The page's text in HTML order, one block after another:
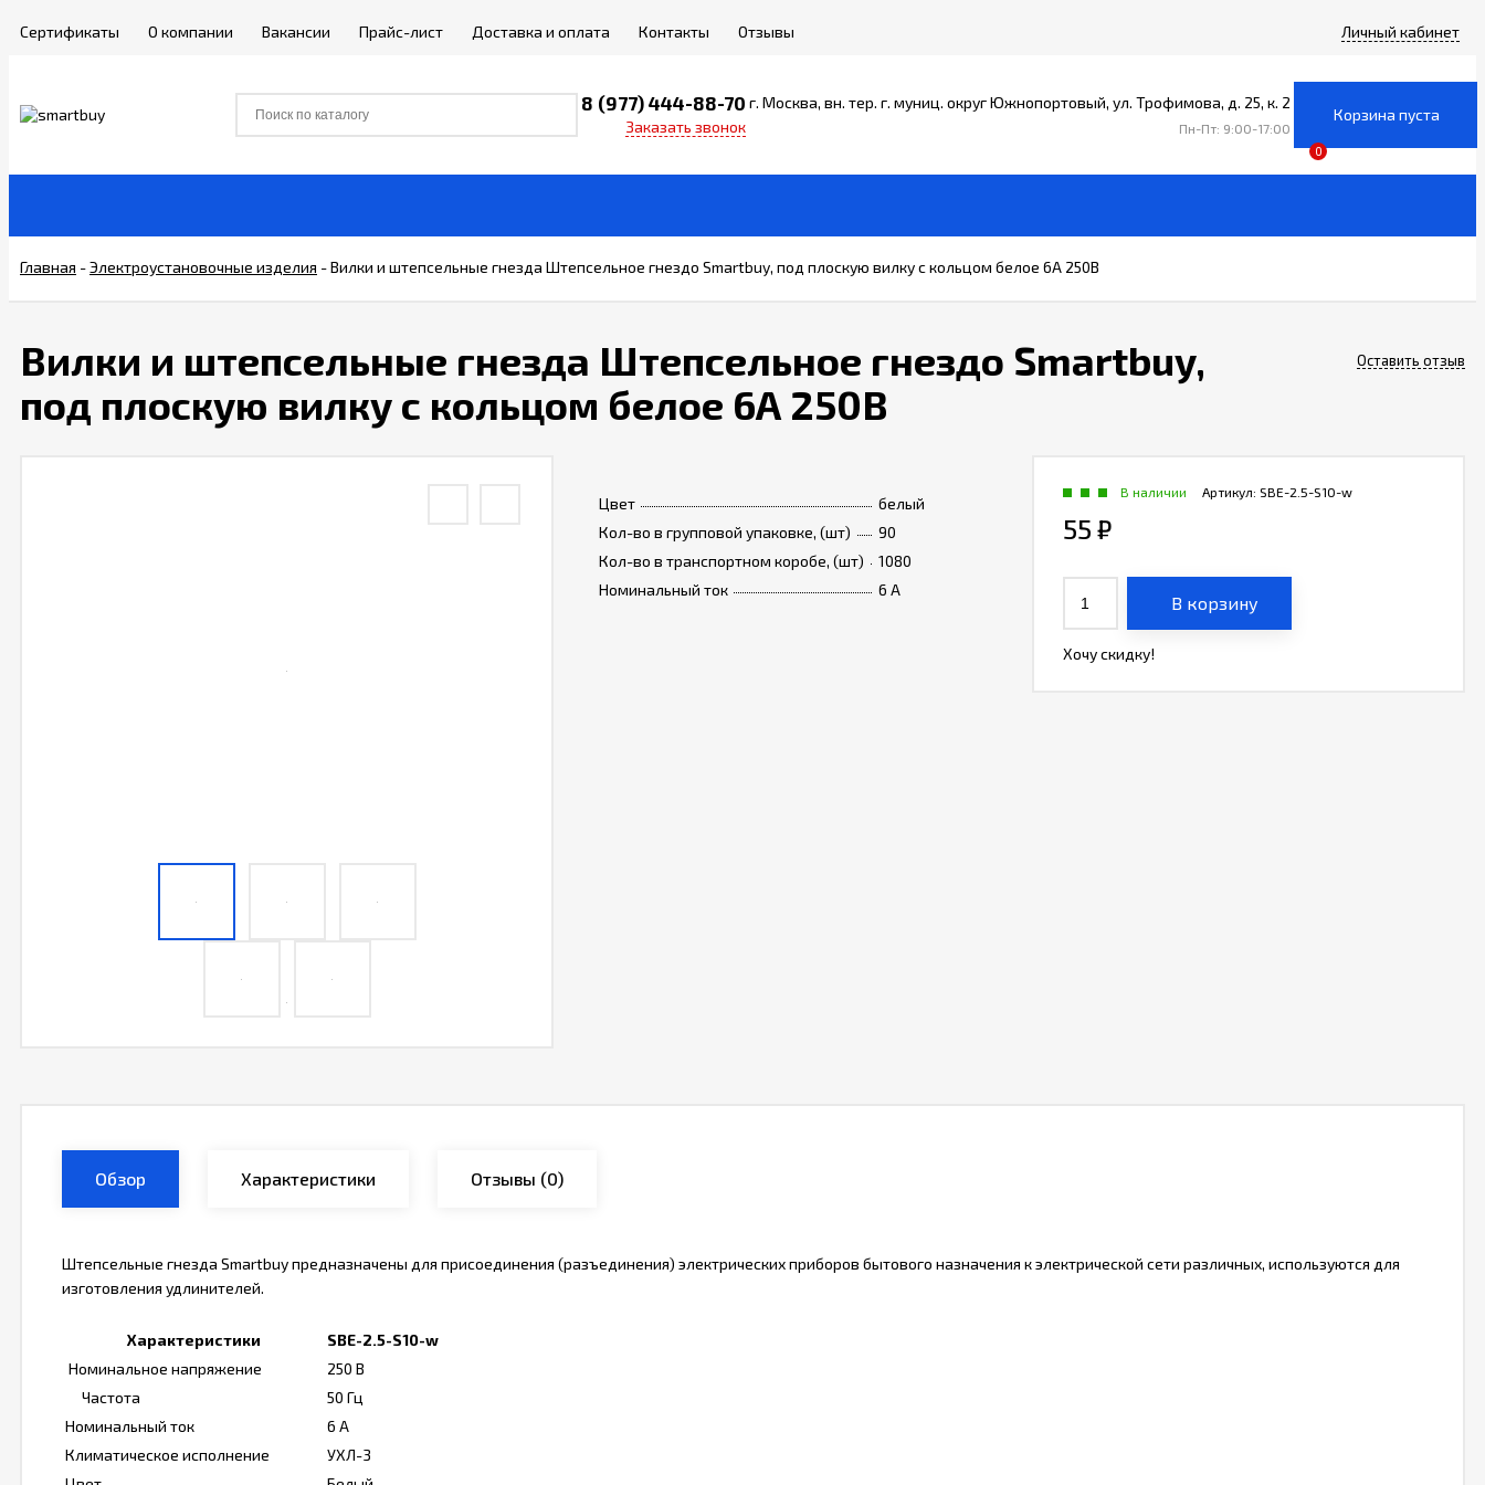
Личный кабинет
Сертификаты О компании Вакансии Прайс-лист Доставка и оплата Контакты Отзывы
8 (977) 444-88-70
Заказать звонок
г. Москва, вн. тер. г. муниц. округ Южнопортовый, ул. Трофимова, д. 25, к. 2
Пн-Пт: 9:00-17:00
0
Корзина пуста
Главная -Электроустановочные изделия -Вилки и штепсельные гнезда Штепсельное гнездо Smartbuy, под плоскую вилку с кольцом белое 6А 250В
Вилки и штепсельные гнезда Штепсельное гнездо Smartbuy,
под плоскую вилку с кольцом белое 6А 250В
Оставить отзыв
Цвет
белый
Кол-во в групповой упаковке, (шт)
90
Кол-во в транспортном коробе, (шт)
1080
Номинальный ток
6 A
Артикул: SBE-2.5-S10-w
В наличии
55 ₽
В корзину
Хочу скидку!
Обзор Характеристики Отзывы (0)
Штепсельные гнезда Smartbuy предназначены для присоединения (разъединения) электрических приборов бытового назначения к электрической сети различных, используются для
изготовления удлинителей.
Характеристики
SBE-2.5-S10-w
Номинальное напряжение
250 В
Частота
50 Гц
Номинальный ток
6 А
Климатическое исполнение
УХЛ-3